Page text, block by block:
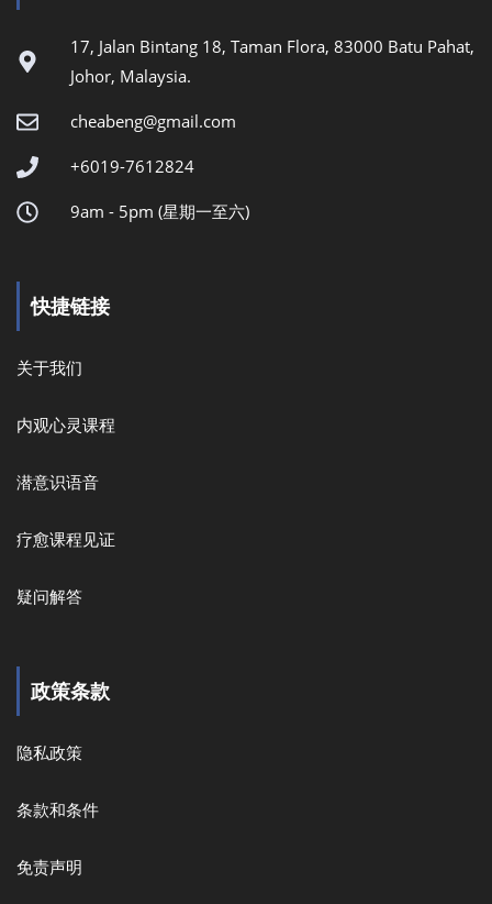
17, Jalan Bintang 18, Taman Flora, 83000 Batu Pahat,
Johor, Malaysia.
cheabeng@gmail.com
+6019-7612824
9am - 5pm (星期一至六)
快捷链接
关于我们
内观心灵课程
潜意识语音
疗愈课程见证
疑问解答
政策条款
隐私政策
条款和条件
免责声明